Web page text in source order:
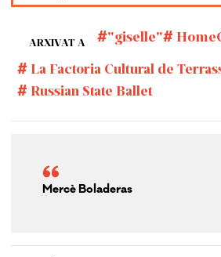
ARXIVAT A "giselle"
La Factoria Cultural de
Russian State Ballet
Mercè Boladeras